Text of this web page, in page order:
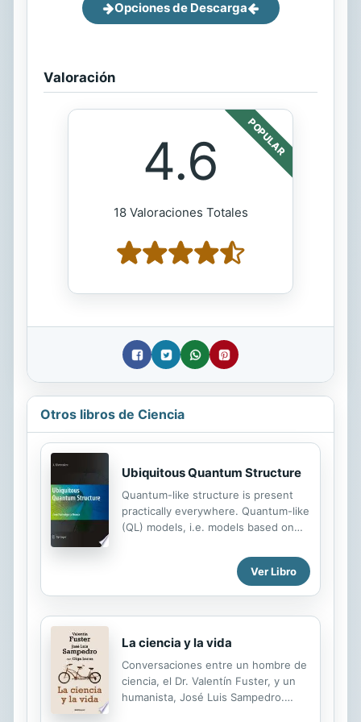
Opciones de Descarga
Valoración
POPULAR
4.6
18 Valoraciones Totales
Otros libros de Ciencia
Ubiquitous Quantum Structure
Quantum-like structure is present
practically everywhere. Quantum-like
(QL) models, i.e. models based on
quantum mechanics and its
generalizations can be successfully
book is not about quantum
short review of quantum postulates
is therefore mainly of historical
value: quantum mechanics is just the
Ver Libro
La ciencia y la vida
Conversaciones entre un hombre de
ciencia, el Dr. Valentín Fuster, y un
humanista, José Luis Sampedro.